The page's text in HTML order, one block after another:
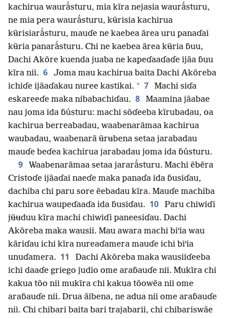
kachirua waurã́sturu, mia kĩra nejasia waurã́sturu,
ne mia pera waurã́sturu, kʉ̃risia kachirua
kʉ̃risiarã́sturu, mauɗe ne kaebea ãrea uru panaɗai
kʉ̃ria panarã́sturu. Chi ne kaebea ãrea kʉ̃ria ɓuu,
Dachi Akõre kuenda juaba ne kapeɗaaɗaɗe ijãa ɓuu
kĩra nii. 6
Joma mau kachirua baita Dachi Akõreba
ichiɗe ijãaɗakau nuree kastikai. * 7
Machi siɗa
eskareeɗe maka nibabachiɗau. 8
Maamina jãabae
nau joma ida ɓústuru: machi sõɗeeba kĩrubadau, oa
kachirua berreabadau, waabenarãmaa kachirua
waubadau, waabenarã ʉ̃rʉbena setaa jarabadau
mauɗe beɗea kachirua jarabadau joma ida ɓústuru.
9
Waabenarãmaa setaa jararã́sturu. Machi ẽbẽra
Cristoɗe ijãaɗai naeɗe maka panaɗa ida ɓusiɗau,
dachiba chi paru sore ẽebadau kĩra. Mauɗe machiba
kachirua waupeɗaaɗa ida ɓusiɗau. 10
Paru chiwiɗi
jʉ̃ʉduu kĩra machi chiwiɗi paneesiɗau. Dachi
Akõreba maka wausii. Mau awara machi biꞌia wau
kãriɗau ichi kĩra nureaɗamera mauɗe ichi biꞌia
unuɗamera. 11
Dachi Akõreba maka wausiiɗeeba
ichi daaɗe griego judio ome araɓauɗe nii. Mukĩra chi
kakua tõo nii mukĩra chi kakua tõowẽa nii ome
araɓauɗe nii. Drua ãibena, ne adua nii ome araɓauɗe
nii. Chi chibari baita bari trajabarii, chi chibariswãe